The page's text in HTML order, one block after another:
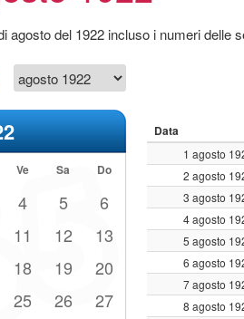
agosto del 1922 incluso i numeri delle
Ve Sa Do
4 5 6
11 12 13
18 19 20
25 26 27
Data
1 agosto
2 agosto
3 agosto
4 agosto
5 agosto
6 agosto
7 agosto
8 agosto